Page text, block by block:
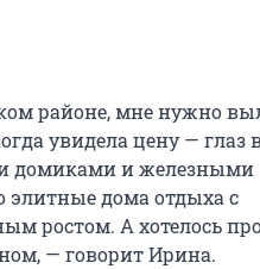
районе, мне нужно
увидела цену — глаз
домиками и железными
элитные дома отдыха с
ростом. А хотелось
— говорит Ирина.